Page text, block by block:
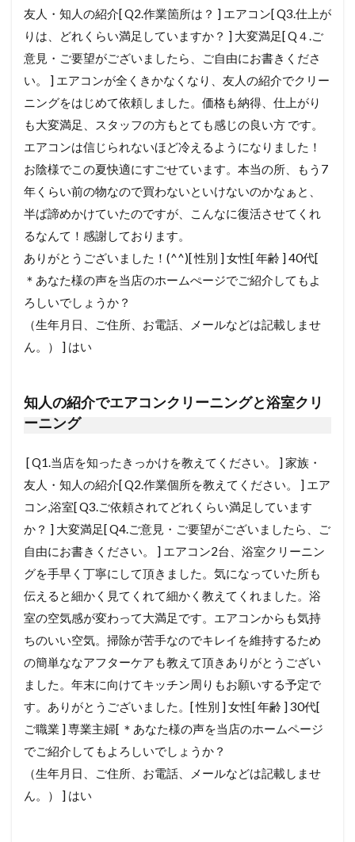
友人・知人の紹介[ Q2.作業箇所は？ ] エアコン[ Q3.仕上が
りは、どれくらい満足していますか？ ] 大変満足[ Q４.ご
意見・ご要望がございましたら、ご自由にお書きくださ
い。 ] エアコンが全くきかなくなり、友人の紹介でクリー
ニングをはじめて依頼しました。価格も納得、仕上がり
も大変満足、スタッフの方もとても感じの良い方 です。
エアコンは信じられないほど冷えるようになりました！
お陰様でこの夏快適にすごせています。本当の所、もう7
年くらい前の物なので買わないといけないのかなぁと、
半ば諦めかけていたのですが、こんなに復活させてくれ
るなんて！感謝しております。
ありがとうございました！(^^)[ 性別 ] 女性[ 年齢 ] 40代[
＊あなた様の声を当店のホームぺージでご紹介してもよ
ろしいでしょうか？
（生年月日、ご住所、お電話、メールなどは記載しませ
ん。） ] はい
知人の紹介でエアコンクリーニングと浴室クリ
ーニング
[ Q1.当店を知ったきっかけを教えてください。 ] 家族・
友人・知人の紹介[ Q2.作業個所を教えてください。 ] エア
コン,浴室[ Q3.ご依頼されてどれくらい満足しています
か？ ] 大変満足[ Q4.ご意見・ご要望がございましたら、ご
自由にお書きください。 ] エアコン2台、浴室クリーニン
グを手早く丁寧にして頂きました。気になっていた所も
伝えると細かく見てくれて細かく教えてくれました。浴
室の空気感が変わって大満足です。エアコンからも気持
ちのいい空気。掃除が苦手なのでキレイを維持するため
の簡単ななアフターケアも教えて頂きありがとうござい
ました。年末に向けてキッチン周りもお願いする予定で
す。ありがとうございました。[ 性別 ] 女性[ 年齢 ] 30代[
ご職業 ] 専業主婦[ ＊あなた様の声を当店のホームページ
でご紹介してもよろしいでしょうか？
（生年月日、ご住所、お電話、メールなどは記載しませ
ん。） ] はい